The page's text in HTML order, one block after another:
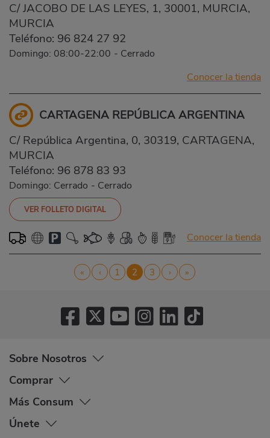
C/ JACOBO DE LAS LEYES, 1, 30001, MURCIA,
MURCIA
Teléfono: 96 824 27 92
Domingo: 08:00-22:00 - Cerrado
Conocer la tienda
CARTAGENA REPÚBLICA ARGENTINA
C/ República Argentina, 0, 30319, CARTAGENA,
MURCIA
Teléfono: 96 878 83 93
Domingo: Cerrado - Cerrado
VER FOLLETO DIGITAL
Conocer la tienda
Primera
página
«
Página
anterior
‹ Página
1
Página
actual
2 Página
3
Siguiente
página
›
Última
página
»
Sobre Nosotros
Comprar
Más Consum
Únete